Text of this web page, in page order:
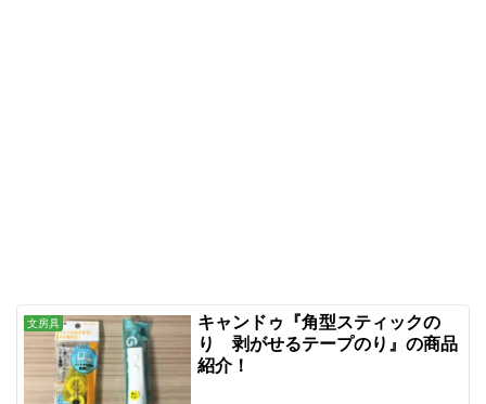
文房具
キャンドゥ『角型スティックの
り 剥がせるテープのり』の商品
紹介！